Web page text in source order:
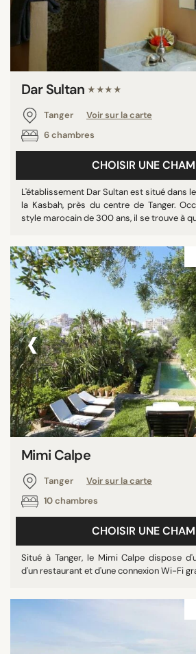
Dar Sultan ★★★★
Tanger
Voir sur la carte
6 chambres
CHOISIR UNE
L'établissement Dar Sultan est situé dans
la Kasbah, près du centre de Tanger.
style marocain de 300 ans, il se trouve à
‹
Mimi Calpe
Tanger
Voir sur la carte
10 chambres
CHOISIR UNE
Situé à Tanger, le Mimi Calpe dispose
d'un restaurant et d'une connexion Wi-Fi